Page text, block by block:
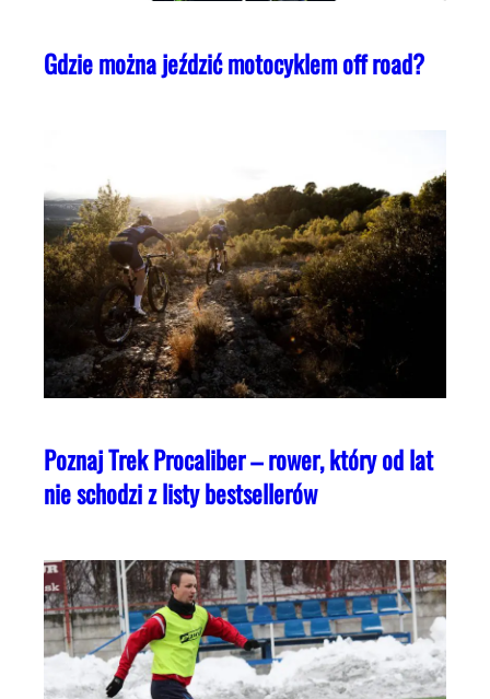
Gdzie można jeździć motocyklem off road?
Poznaj Trek Procaliber – rower, który od lat
nie schodzi z listy bestsellerów